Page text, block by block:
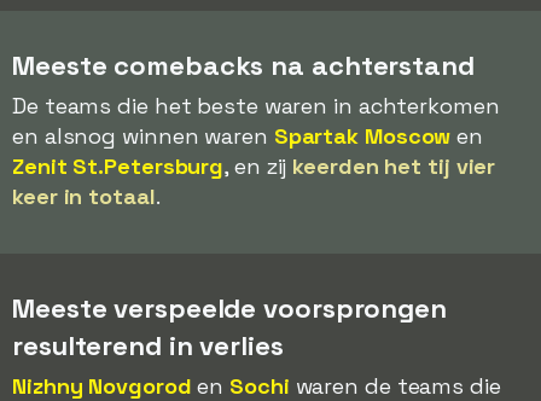
Meeste comebacks na achterstand
De teams die het beste waren in achterkomen
en alsnog winnen waren Spartak Moscow en
Zenit St.Petersburg, en zij keerden het tij vier
keer in totaal.
Meeste verspeelde voorsprongen
resulterend in verlies
Nizhny Novgorod en Sochi waren de teams die